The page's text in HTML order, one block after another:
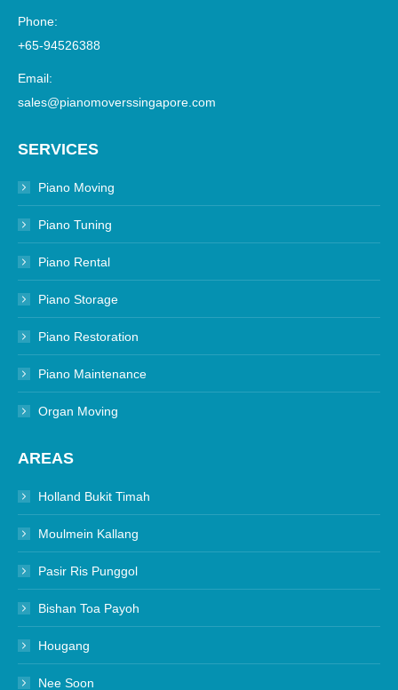
Phone:
+65-94526388
Email:
sales@pianomoverssingapore.com
SERVICES
Piano Moving
Piano Tuning
Piano Rental
Piano Storage
Piano Restoration
Piano Maintenance
Organ Moving
AREAS
Holland Bukit Timah
Moulmein Kallang
Pasir Ris Punggol
Bishan Toa Payoh
Hougang
Nee Soon